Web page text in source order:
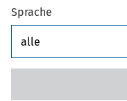
Sprache